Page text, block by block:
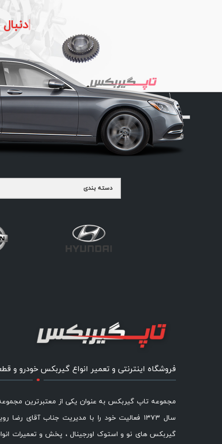
دسته بندی
فروشگاه اینترنتی و تعمیر انواع گیربکس خودرو و
.
مجموعه تاپ گیربکس به عنوان یکی از معتبرترین
سال ۱۳۷۳ فعالیت خود را با مدیریت جناب آقای رضا
گیربکس های نو و استوک اورجینال ، پخش و تعمیرات